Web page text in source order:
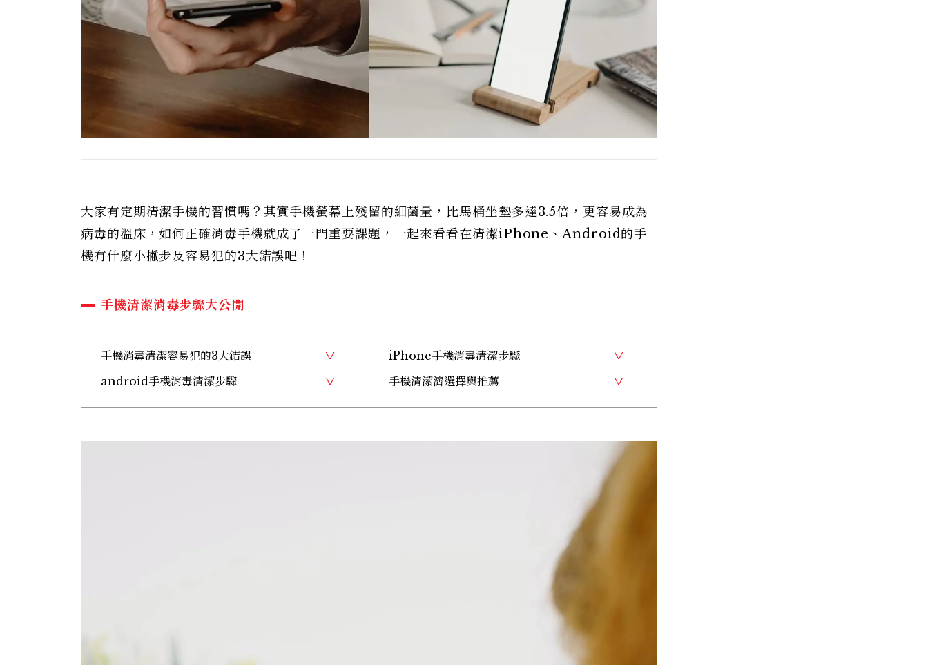
大家有定期清潔手機的習慣嗎？其實手機螢幕上殘留的細菌量，比馬桶坐墊多達3.5倍，更容易成為
病毒的溫床，如何正確消毒手機就成了一門重要課題，一起來看看在清潔iPhone、Android的手
機有什麼小撇步及容易犯的3大錯誤吧！
手機清潔消毒步驟大公開
手機消毒清潔容易犯的3大錯誤
iPhone手機消毒清潔步驟
android手機消毒清潔步驟
手機清潔濟選擇與推薦